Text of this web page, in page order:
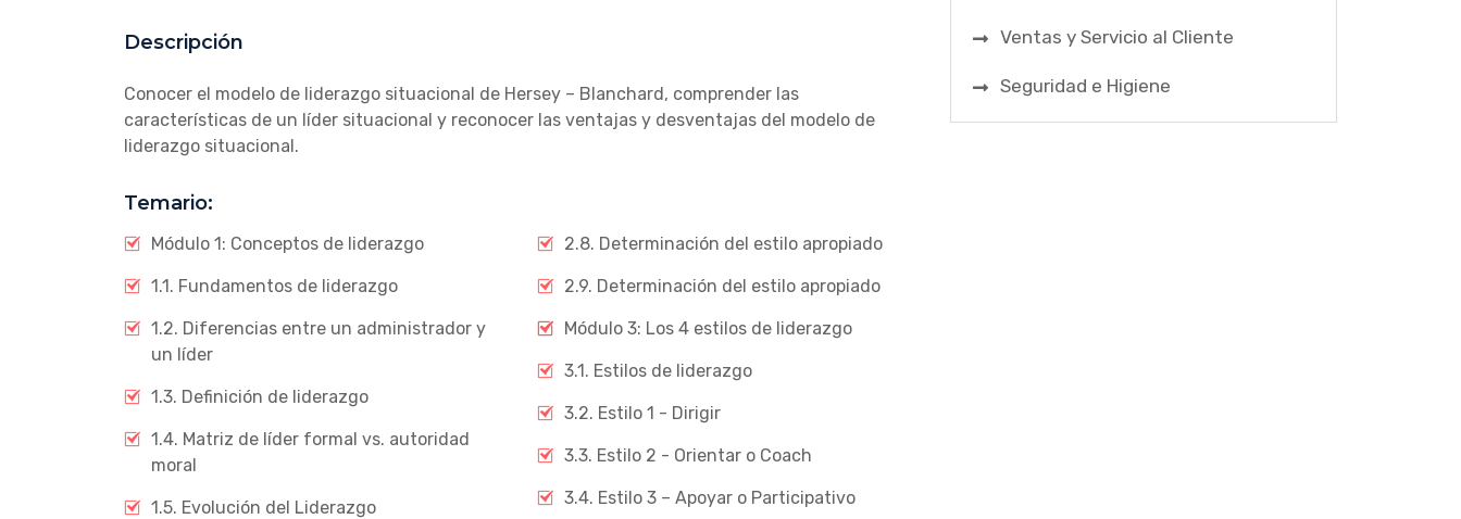
Descripción
Conocer el modelo de liderazgo situacional de Hersey – Blanchard, comprender las
características de un líder situacional y reconocer las ventajas y desventajas del modelo de
liderazgo situacional.
Temario:
Módulo 1: Conceptos de liderazgo
1.1. Fundamentos de liderazgo
1.2. Diferencias entre un administrador y
un líder
1.3. Definición de liderazgo
1.4. Matriz de líder formal vs. autoridad
moral
1.5. Evolución del Liderazgo
2.8. Determinación del estilo apropiado
2.9. Determinación del estilo apropiado
Módulo 3: Los 4 estilos de liderazgo
3.1. Estilos de liderazgo
3.2. Estilo 1 - Dirigir
3.3. Estilo 2 - Orientar o Coach
3.4. Estilo 3 – Apoyar o Participativo
Ventas y Servicio al Cliente
Seguridad e Higiene